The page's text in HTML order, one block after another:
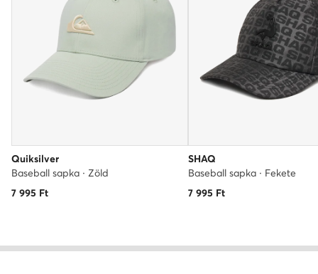
Quiksilver
Baseball sapka · Zöld
7 995 Ft
SHAQ
Baseball sapka · Fekete
7 995 Ft